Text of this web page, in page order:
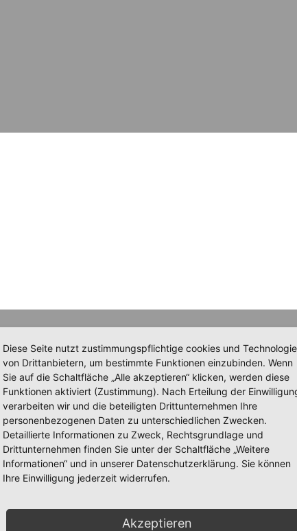
Diese Seite nutzt zustimmungspflichtige cookies und
von Drittanbietern, um bestimmte Funktionen einzubinden. Wenn
Sie auf die Schaltfläche „Alle akzeptieren“ klicken, werden diese
Funktionen aktiviert (Zustimmung). Nach Erteilung der
verarbeiten wir und die beteiligten Drittunternehmen Ihre
personenbezogenen Daten zu unterschiedlichen Zwecken.
Detaillierte Informationen zu Zweck, Rechtsgrundlage und
Drittunternehmen finden Sie unter der Schaltfläche „Weitere
Informationen“ und in unserer Datenschutzerklärung. Sie können
Ihre Einwilligung jederzeit widerrufen.
Akzeptieren